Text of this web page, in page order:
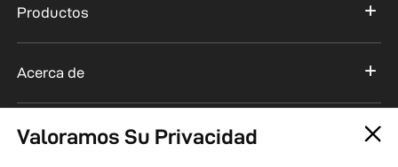
Productos
Acerca de
Soporte
Valoramos Su Privacidad